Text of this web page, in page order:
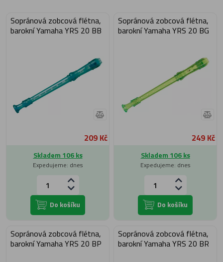
Sopránová zobcová flétna,
barokní Yamaha YRS 20 BB
209 Kč
Skladem 106 ks
Expedujeme: dnes
Do košíku
Sopránová zobcová flétna,
barokní Yamaha YRS 20 BG
249 Kč
Skladem 106 ks
Expedujeme: dnes
Do košíku
Sopránová zobcová flétna,
barokní Yamaha YRS 20 BP
Sopránová zobcová flétna,
barokní Yamaha YRS 20 BR